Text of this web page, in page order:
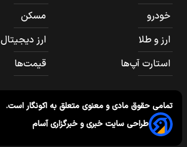
خودرو
مسکن
ارز و طلا
ارز دیجیتال
استارت آپ‌ها
قیمت‌ها
تمامی حقوق مادی و معنوی متعلق به اکونگاراست.
طراحی سایت خبری و خبرگزاری آسام